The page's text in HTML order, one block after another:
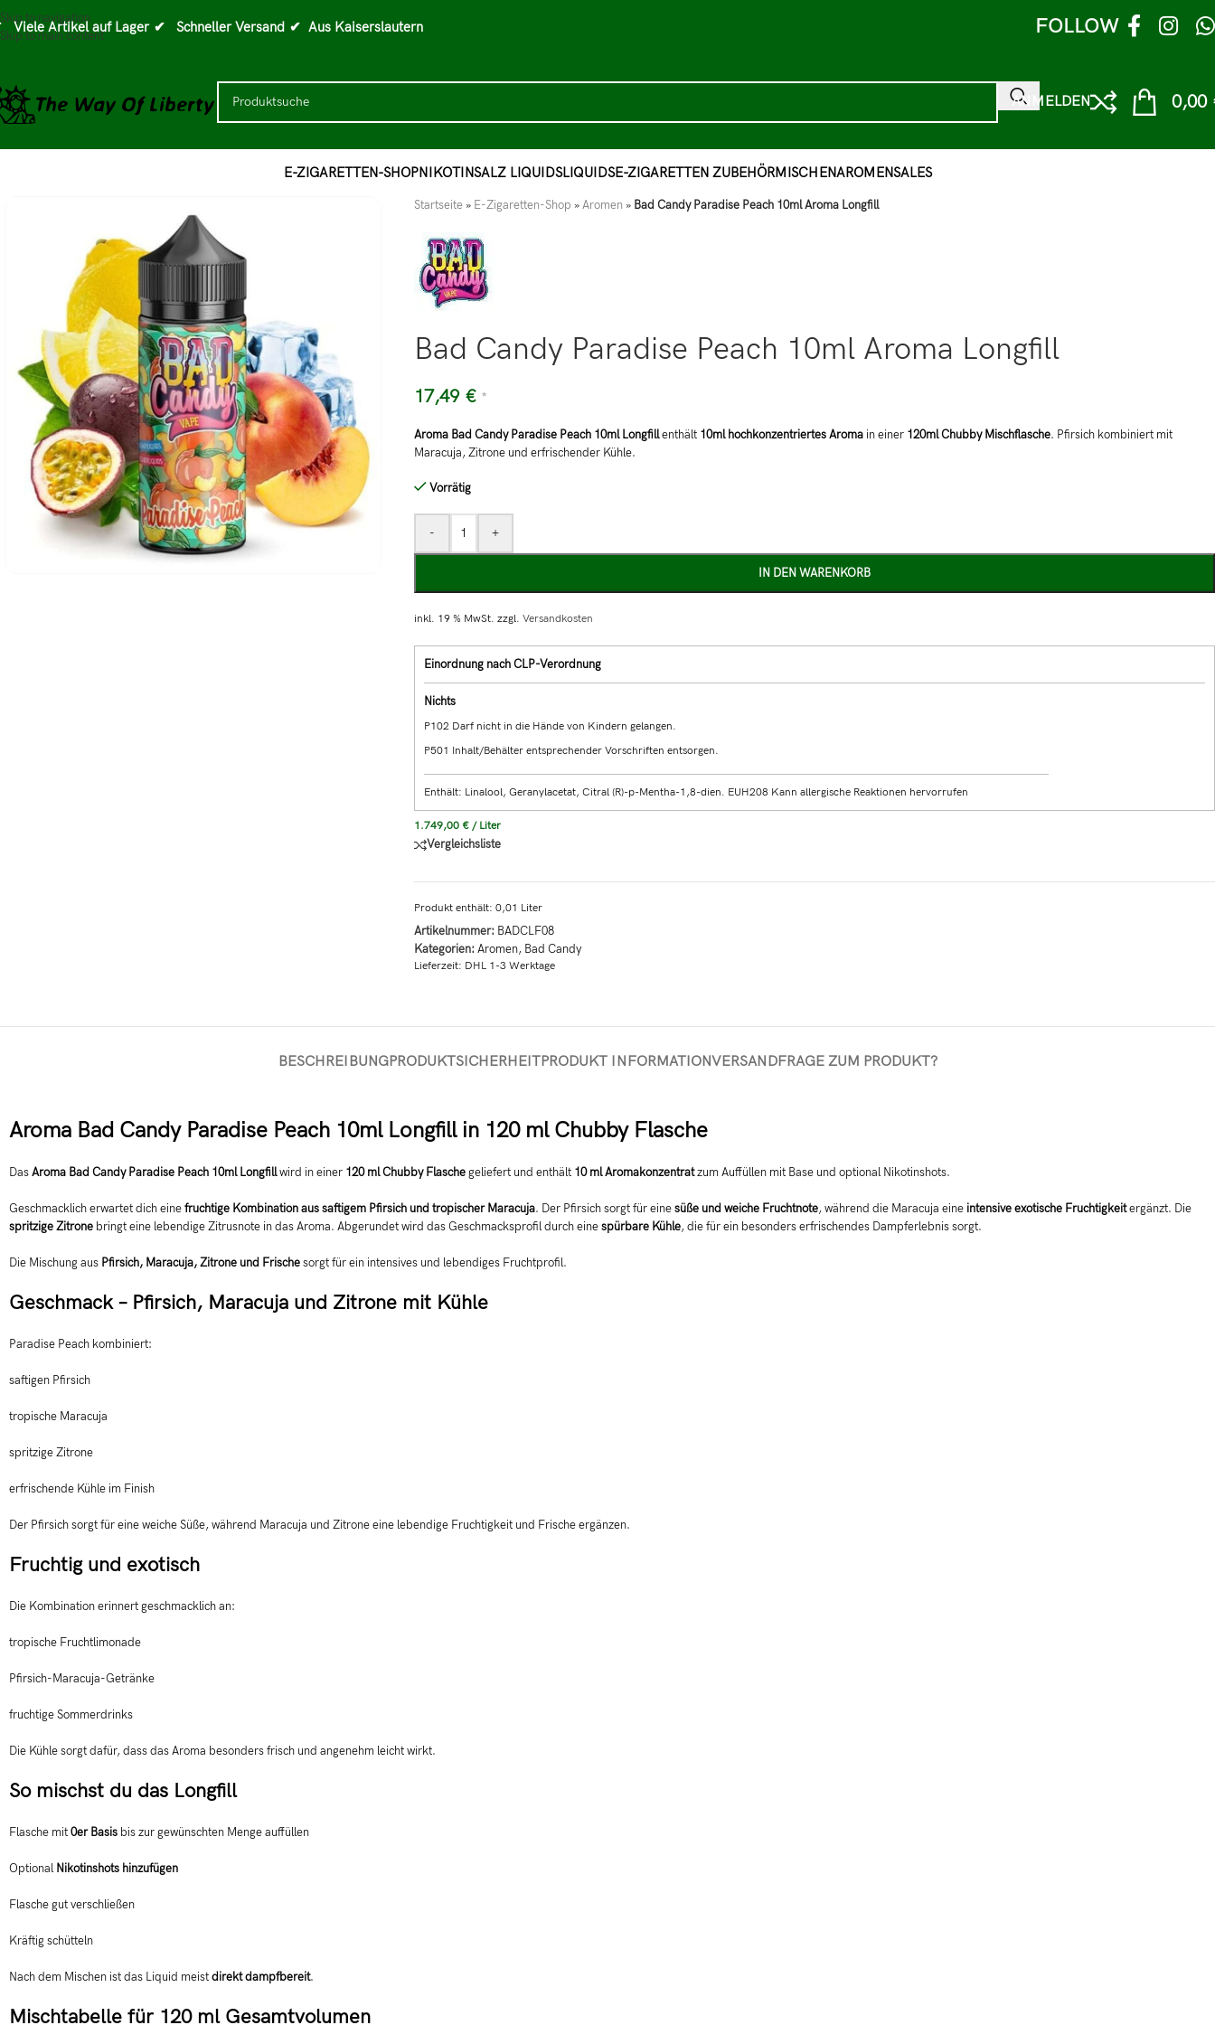
Skip to navigation
Skip to main content
Viele Artikel auf Lager ✔ Schneller Versand ✔ Aus Kaiserslautern FOLLOW
ANMELDEN 0,00
E-ZIGARETTEN-SHOPNIKOTINSALZ LIQUIDSLIQUIDSE-ZIGARETTEN ZUBEHÖRMISCHENAROMENSALES
Startseite » E-Zigaretten-Shop »Aromen » Bad Candy Paradise Peach 10ml Aroma Longfill
Bad Candy Paradise Peach 10ml Aroma Longfill
17,49 € *
Aroma Bad Candy Paradise Peach 10ml Longfillenthält 10ml hochkonzentriertes Aroma in einer 120ml Chubby Mischflasche. Pfirsich kombiniert mit
Maracuja, Zitrone und erfrischender Kühle.
Vorrätig
- +
IN DEN WARENKORB
inkl. 19 % MwSt. zzgl. Versandkosten
Einordnung nach CLP-Verordnung
Nichts
P102 Darf nicht in die Hände von Kindern gelangen.
P501 Inhalt/Behälter entsprechender Vorschriften entsorgen.
Enthält: Linalool, Geranylacetat, Citral (R)-p-Mentha-1,8-dien. EUH208 Kann allergische Reaktionen hervorrufen
1.749,00 € / Liter
Vergleichsliste
Produkt enthält: 0,01 Liter
Artikelnummer: BADCLF08
Kategorien: Aromen, Bad Candy
Lieferzeit: DHL 1-3 Werktage
BESCHREIBUNGPRODUKTSICHERHEITPRODUKT INFORMATIONVERSANDFRAGE ZUM PRODUKT?
Aroma Bad Candy Paradise Peach 10ml Longfill in 120 ml Chubby Flasche
DasAroma Bad Candy Paradise Peach 10ml Longfillwird in einer 120 ml Chubby Flaschegeliefert und enthält 10 ml Aromakonzentratzum Auffüllen mit Base und optional Nikotinshots.
Geschmacklich erwartet dich einefruchtige Kombination aus saftigem Pfirsich und tropischer Maracuja. Der Pfirsich sorgt für einesüße und weiche Fruchtnote, während die Maracuja eine intensive exotische Fruchtigkeitergänzt. Die
spritzige Zitrone bringt eine lebendige Zitrusnote in das Aroma. Abgerundet wird das Geschmacksprofil durch einespürbare Kühle, die für ein besonders erfrischendes Dampferlebnis sorgt.
Die Mischung aus Pfirsich, Maracuja, Zitrone und Frischesorgt für ein intensives und lebendiges Fruchtprofil.
Geschmack – Pfirsich, Maracuja und Zitrone mit Kühle
Paradise Peach kombiniert:
saftigen Pfirsich
tropische Maracuja
spritzige Zitrone
erfrischende Kühle im Finish
Der Pfirsich sorgt für eine weiche Süße, während Maracuja und Zitrone eine lebendige Fruchtigkeit und Frische ergänzen.
Fruchtig und exotisch
Die Kombination erinnert geschmacklich an:
tropische Fruchtlimonade
Pfirsich-Maracuja-Getränke
fruchtige Sommerdrinks
Die Kühle sorgt dafür, dass das Aroma besonders frisch und angenehm leicht wirkt.
So mischst du das Longfill
Flasche mit0er Basis bis zur gewünschten Menge auffüllen
OptionalNikotinshots hinzufügen
Flasche gut verschließen
Kräftig schütteln
Nach dem Mischen ist das Liquid meistdirekt dampfbereit.
Mischtabelle für 120 ml Gesamtvolumen